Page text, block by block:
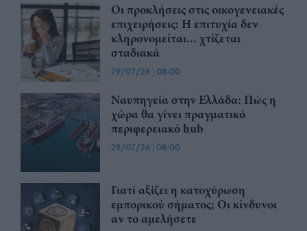
Οι προκλήσεις στις οικογενειακές
επιχειρήσεις: Η επιτυχία δεν
κληρονομείται... χτίζεται
σταδιακά
29/07/26 | 08:00
Ναυπηγεία στην Ελλάδα: Πώς η
χώρα θα γίνει πραγματικό
περιφερειακό hub
29/07/26 | 08:00
Γιατί αξίζει η κατοχύρωση
εμπορικού σήματος; Οι κίνδυνοι
αν το αμελήσετε